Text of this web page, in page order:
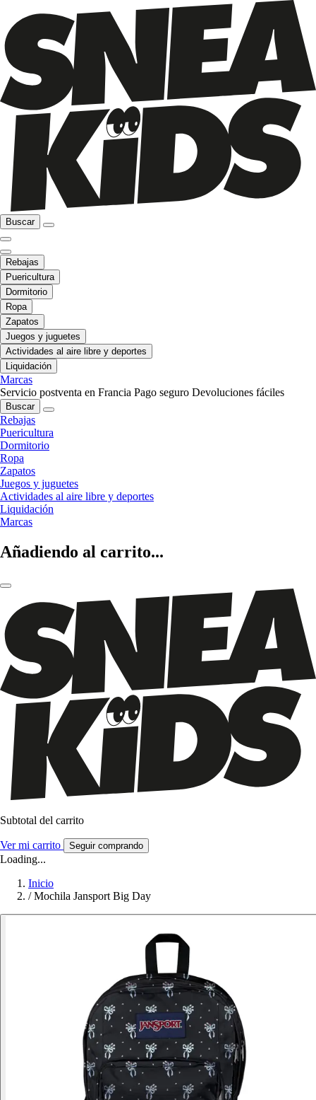
Buscar
Rebajas
Puericultura
Dormitorio
Ropa
Zapatos
Juegos y juguetes
Actividades al aire libre y deportes
Liquidación
Marcas
Servicio postventa en Francia Pago seguro Devoluciones fáciles
Buscar
Rebajas
Puericultura
Dormitorio
Ropa
Zapatos
Juegos y juguetes
Actividades al aire libre y deportes
Liquidación
Marcas
Añadiendo al carrito...
Subtotal del carrito
Ver mi carrito Seguir comprando
Loading...
Inicio
/ Mochila Jansport Big Day